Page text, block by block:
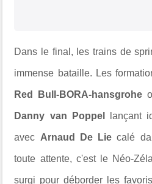
Dans le final, les trains de
immense bataille. Les
Red Bull-BORA-hansgrohe
Danny van Poppel lançant
avec Arnaud De Lie calé
toute attente, c'est le Néo-
surgi pour déborder les